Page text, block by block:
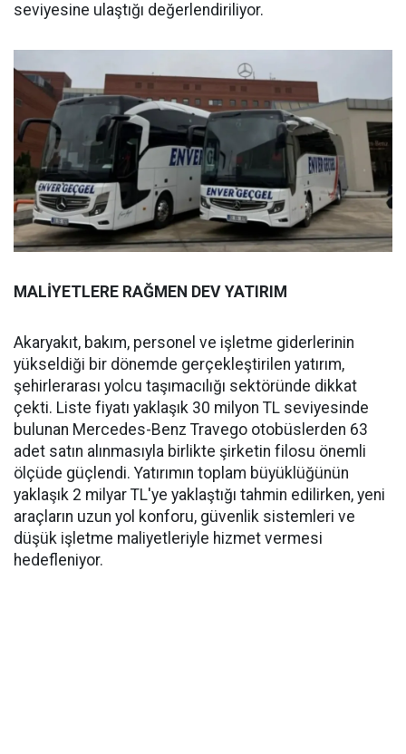
seviyesine ulaştığı değerlendiriliyor.
MALİYETLERE RAĞMEN DEV YATIRIM
Akaryakıt, bakım, personel ve işletme giderlerinin
yükseldiği bir dönemde gerçekleştirilen yatırım,
şehirlerarası yolcu taşımacılığı sektöründe dikkat
çekti. Liste fiyatı yaklaşık 30 milyon TL seviyesinde
bulunan Mercedes-Benz Travego otobüslerden 63
adet satın alınmasıyla birlikte şirketin filosu önemli
ölçüde güçlendi. Yatırımın toplam büyüklüğünün
yaklaşık 2 milyar TL'ye yaklaştığı tahmin edilirken, yeni
araçların uzun yol konforu, güvenlik sistemleri ve
düşük işletme maliyetleriyle hizmet vermesi
hedefleniyor.